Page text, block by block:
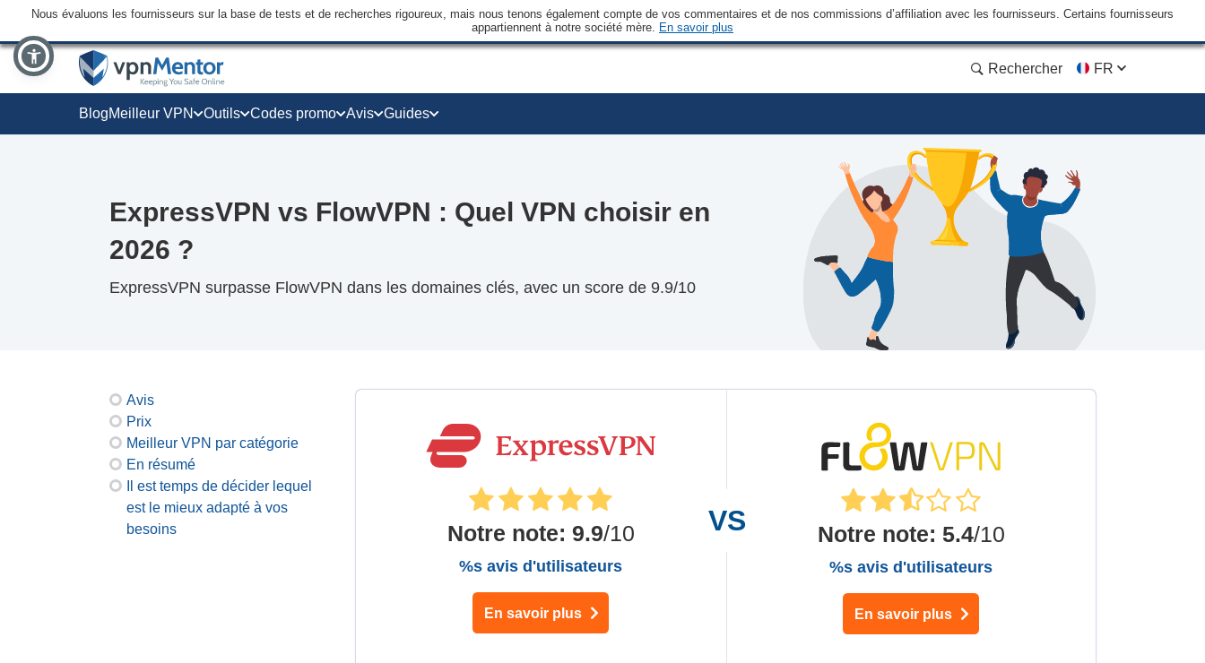
Nous évaluons les fournisseurs sur la base de tests et de recherches rigoureux, mais nous tenons également compte de vos commentaires et de nos commissions d’affiliation avec les fournisseurs. Certains fournisseurs
appartiennent à notre société mère. En savoir plus
Rechercher FR
BlogMeilleur VPN Outils Codes promo Avis Guides
ExpressVPN vs FlowVPN : Quel VPN choisir en
2026 ?
ExpressVPN surpasse FlowVPN dans les domaines clés, avec un score de 9.9/10
Avis
Prix
Meilleur VPN par catégorie
En résumé
Il est temps de décider lequel
est le mieux adapté à vos
besoins
Notre note: 9.9/10
%s avis d'utilisateurs
En savoir plus
Notre note: 5.4/10
%s avis d'utilisateurs
En savoir plus